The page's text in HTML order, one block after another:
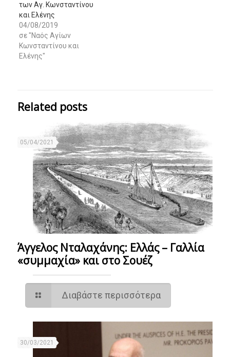
των Αγ. Κωνσταντίνου
και Ελένης
04/08/2019
σε "Ναός Αγίων
Κωνσταντίνου και
Ελένης"
Related posts
05/04/2021
Άγγελος Νταλαχάνης: Ελλάς – Γαλλία
«συμμαχία» και στο Σουέζ
Διαβάστε περισσότερα
30/03/2021